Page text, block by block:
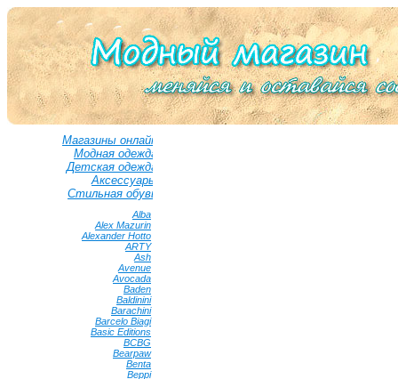
Магазины онлайн
Модная одежда
Детская одежда
Аксессуары
Стильная обувь
Alba
Alex Mazurin
Alexander Hotto
ARTY•
Ash
Avenue
Avocada
Baden
Baldinini•
Barachini•
Barcelo Biagi•
Basic Editions
BCBG
Bearpaw•
Benta
Beppi•